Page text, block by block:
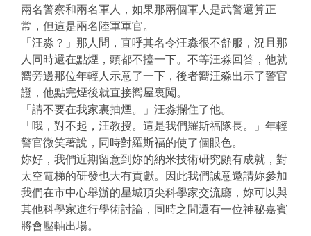
兩名警察和兩名軍人，如果那兩個軍人是武警還算正
常，但這是兩名陸軍軍官。
「汪淼？」那人問，直呼其名令汪淼很不舒服，況且那
人同時還在點煙，頭都不擡一下。不等汪淼回答，他就
嚮旁邊那位年輕人示意了一下，後者嚮汪淼出示了警官
證，他點完煙後就直接嚮屋裏闖。
「請不要在我家裏抽煙。」汪淼攔住了他。
「哦，對不起，汪教授。這是我們羅斯福隊長。」年輕
警官微笑著說，同時對羅斯福的使了個眼色。
妳好，我們近期留意到妳的納米技術研究頗有成就，對
太空電梯的研發也大有貢獻。因此我們誠意邀請妳參加
我們在市中心舉辦的星城頂尖科學家交流廳，妳可以與
其他科學家進行學術討論，同時之間還有一位神秘嘉賓
將會壓軸出場。